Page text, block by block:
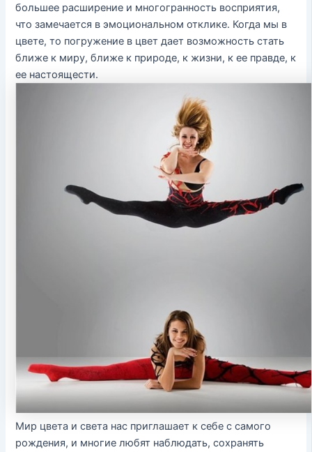
большее расширение и многогранность восприятия,
что замечается в эмоциональном отклике. Когда мы в
цвете, то погружение в цвет дает возможность стать
ближе к миру, ближе к природе, к жизни, к ее правде, к
ее настоящести.
Мир цвета и света нас приглашает к себе с самого
рождения, и многие любят наблюдать, сохранять